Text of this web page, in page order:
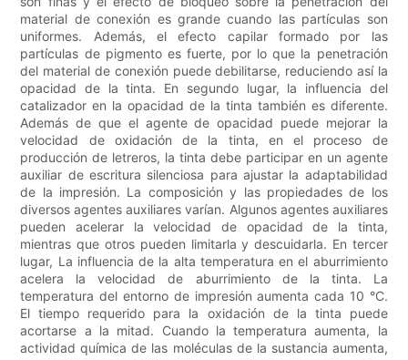
material de conexión es grande cuando las partículas son
uniformes. Además, el efecto capilar formado por las
partículas de pigmento es fuerte, por lo que la penetración
del material de conexión puede debilitarse, reduciendo así la
opacidad de la tinta. En segundo lugar, la influencia del
catalizador en la opacidad de la tinta también es diferente.
Además de que el agente de opacidad puede mejorar la
velocidad de oxidación de la tinta, en el proceso de
producción de letreros, la tinta debe participar en un agente
auxiliar de escritura silenciosa para ajustar la adaptabilidad
de la impresión. La composición y las propiedades de los
diversos agentes auxiliares varían. Algunos agentes auxiliares
pueden acelerar la velocidad de opacidad de la tinta,
mientras que otros pueden limitarla y descuidarla. En tercer
lugar, La influencia de la alta temperatura en el aburrimiento
acelera la velocidad de aburrimiento de la tinta. La
temperatura del entorno de impresión aumenta cada 10 °C.
El tiempo requerido para la oxidación de la tinta puede
acortarse a la mitad. Cuando la temperatura aumenta, la
actividad química de las moléculas de la sustancia aumenta,